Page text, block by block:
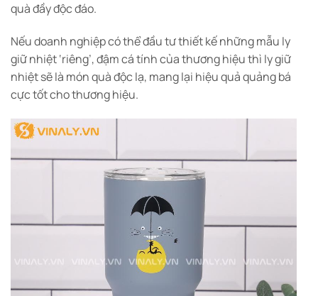
quà đầy độc đáo.
Nếu doanh nghiệp có thể đầu tư thiết kế những mẫu ly
giữ nhiệt ‘riêng’, đậm cá tính của thương hiệu thì ly giữ
nhiệt sẽ là món quà độc lạ, mang lại hiệu quả quảng bá
cực tốt cho thương hiệu.